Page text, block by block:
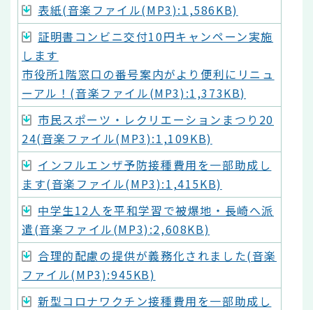
表紙(音楽ファイル(MP3):1,586KB)
証明書コンビニ交付10円キャンペーン実施
します
市役所1階窓口の番号案内がより便利にリニュ
ーアル！(音楽ファイル(MP3):1,373KB)
市民スポーツ・レクリエーションまつり20
24(音楽ファイル(MP3):1,109KB)
インフルエンザ予防接種費用を一部助成し
ます(音楽ファイル(MP3):1,415KB)
中学生12人を平和学習で被爆地・長崎へ派
遣(音楽ファイル(MP3):2,608KB)
合理的配慮の提供が義務化されました(音楽
ファイル(MP3):945KB)
新型コロナワクチン接種費用を一部助成し